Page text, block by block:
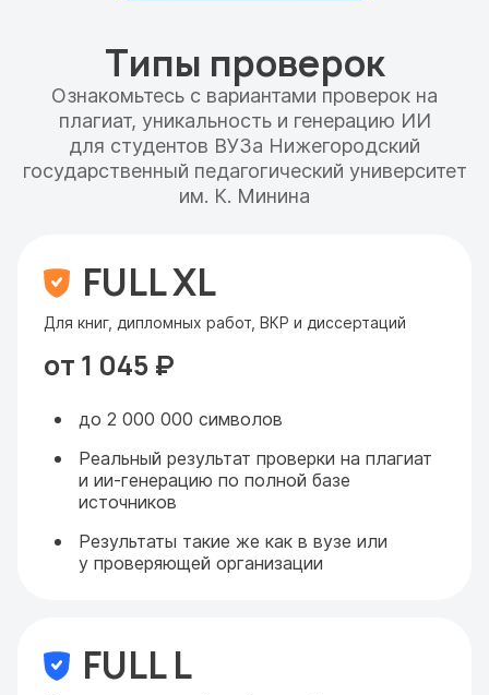
Типы проверок
Ознакомьтесь с вариантами проверок на
плагиат, уникальность и генерацию ИИ
для студентов ВУЗа Нижегородский
государственный педагогический университет
им. К. Минина
FULL XL
Для книг, дипломных работ, ВКР и диссертаций
от 1 045 ₽
до 2 000 000 символов
Реальный результат проверки на плагиат
и ии-генерацию по полной базе
источников
Результаты такие же как в вузе или
у проверяющей организации
FULL L